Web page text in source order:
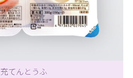
充てんとうふ